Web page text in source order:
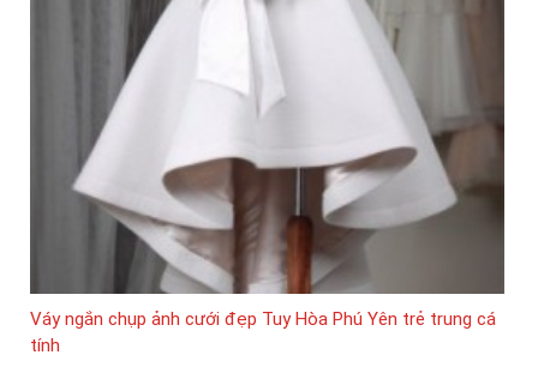
Váy ngắn chụp ảnh cưới đẹp Tuy Hòa Phú Yên trẻ trung cá
tính